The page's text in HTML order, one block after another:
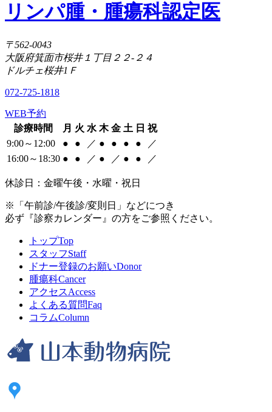
リンパ腫・腫瘍科認定医
〒562-0043
大阪府箕面市桜井１丁目２２-２４
ドルチェ桜井1Ｆ
072-725-1818
WEB予約
診療時間
月 火 水 木 金 土 日 祝
9:00～12:00
● ● ／ ● ● ● ●
／
16:00～18:30 ● ● ／ ● ／ ● ● ／
休診日：金曜午後・水曜・祝日
※「午前診/午後診/変則日」などにつき
必ず『診察カレンダー』の方をご参照ください。
トップTop
スタッフStaff
ドナー登録のお願いDonor
腫瘍科Cancer
アクセスAccess
よくある質問Faq
コラムColumn